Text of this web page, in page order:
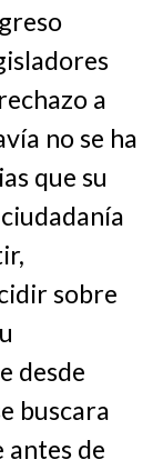
a
no se ha
que su
sobre
desde
buscara
antes de